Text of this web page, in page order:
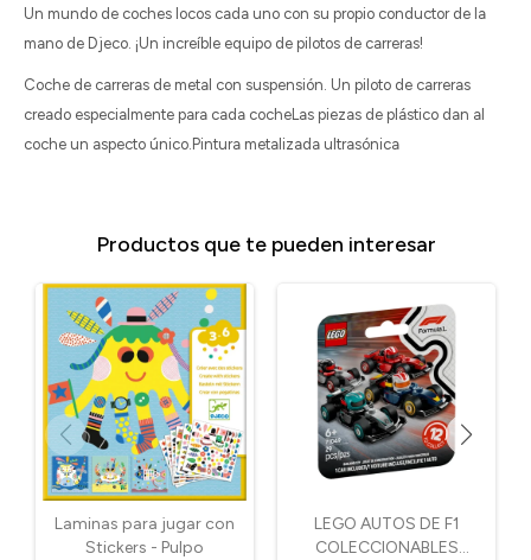
Un mundo de coches locos cada uno con su propio conductor de la
mano de Djeco. ¡Un increíble equipo de pilotos de carreras!
Coche de carreras de metal con suspensión. Un piloto de carreras
creado especialmente para cada cocheLas piezas de plástico dan al
coche un aspecto único.Pintura metalizada ultrasónica
Productos que te pueden interesar
Laminas para jugar con
Stickers - Pulpo
LEGO AUTOS DE F1
COLECCIONABLES